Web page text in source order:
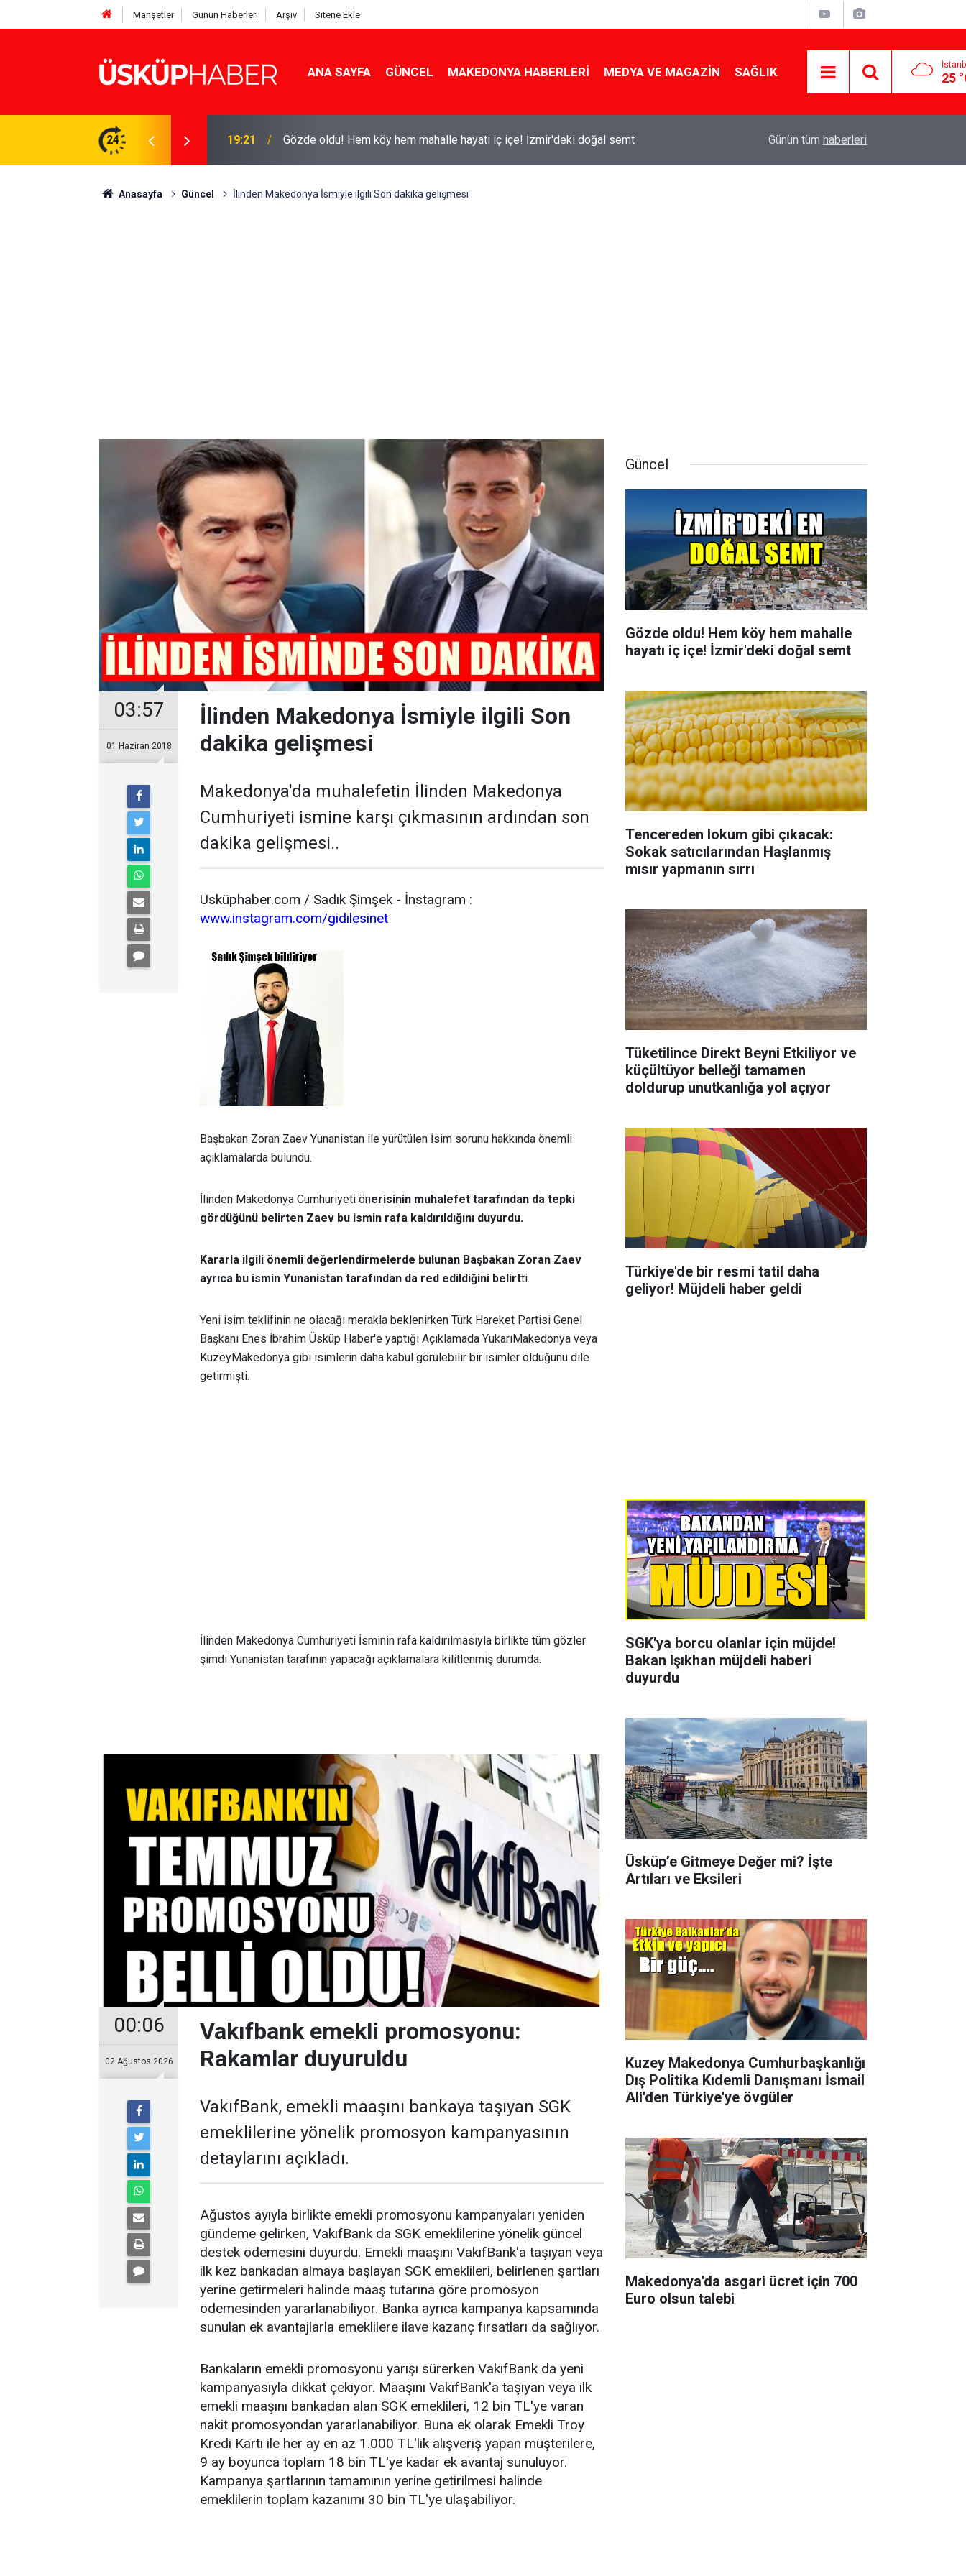
Manşetler Günün Haberleri Arşiv Sitene Ekle
ANA SAYFA GÜNCEL MAKEDONYA HABERLERI MEDYA VE MAGAZIN SAĞLIK 25
24 19:21 Gözde oldu! Hem köy hem mahalle hayatı iç içe! İzmir'deki doğal semt
yapmanın sırrı
Günün tüm haberleri
Anasayfa Güncel İlinden Makedonya İsmiyle ilgili Son dakika gelişmesi
03:57
01 Haziran 2018
İlinden Makedonya İsmiyle ilgili Son
dakika gelişmesi
Makedonya'da muhalefetin İlinden Makedonya
Cumhuriyeti ismine karşı çıkmasının ardından son
dakika gelişmesi..
Üsküphaber.com / Sadık Şimşek - İnstagram :
www.instagram.com/gidilesinet
Başbakan Zoran Zaev Yunanistan ile yürütülen İsim sorunu hakkında önemli
açıklamalarda bulundu.
İlinden Makedonya Cumhuriyeti önerisinin muhalefet tarafından da tepki
gördüğünü belirten Zaev bu ismin rafa kaldırıldığını duyurdu.
Kararla ilgili önemli değerlendirmelerde bulunan Başbakan Zoran Zaev
ayrıca bu ismin Yunanistan tarafından da red edildiğini belirtti.
Yeni isim teklifinin ne olacağı merakla beklenirken Türk Hareket Partisi Genel
Başkanı Enes İbrahim Üsküp Haber'e yaptığı Açıklamada YukarıMakedonya veya
KuzeyMakedonya gibi isimlerin daha kabul görülebilir bir isimler olduğunu dile
getirmişti.
İlinden Makedonya Cumhuriyeti İsminin rafa kaldırılmasıyla birlikte tüm gözler
şimdi Yunanistan tarafının yapacağı açıklamalara kilitlenmiş durumda.
00:06
02 Ağustos 2026
Vakıfbank emekli promosyonu:
Rakamlar duyuruldu
VakıfBank, emekli maaşını bankaya taşıyan SGK
emeklilerine yönelik promosyon kampanyasının
detaylarını açıkladı.
Ağustos ayıyla birlikte emekli promosyonu kampanyaları yeniden
gündeme gelirken, VakıfBank da SGK emeklilerine yönelik güncel
destek ödemesini duyurdu. Emekli maaşını VakıfBank'a taşıyan veya
ilk kez bankadan almaya başlayan SGK emeklileri, belirlenen şartları
yerine getirmeleri halinde maaş tutarına göre promosyon
ödemesinden yararlanabiliyor. Banka ayrıca kampanya kapsamında
sunulan ek avantajlarla emeklilere ilave kazanç fırsatları da sağlıyor.
Bankaların emekli promosyonu yarışı sürerken VakıfBank da yeni
kampanyasıyla dikkat çekiyor. Maaşını VakıfBank'a taşıyan veya ilk
emekli maaşını bankadan alan SGK emeklileri, 12 bin TL'ye varan
nakit promosyondan yararlanabiliyor. Buna ek olarak Emekli Troy
Kredi Kartı ile her ay en az 1.000 TL'lik alışveriş yapan müşterilere,
9 ay boyunca toplam 18 bin TL'ye kadar ek avantaj sunuluyor.
Kampanya şartlarının tamamının yerine getirilmesi halinde
emeklilerin toplam kazanımı 30 bin TL'ye ulaşabiliyor.
Güncel
Gözde oldu! Hem köy hem mahalle
hayatı iç içe! İzmir'deki doğal semt
Tencereden lokum gibi çıkacak:
Sokak satıcılarından Haşlanmış
mısır yapmanın sırrı
Tüketilince Direkt Beyni Etkiliyor ve
küçültüyor belleği tamamen
doldurup unutkanlığa yol açıyor
Türkiye'de bir resmi tatil daha
geliyor! Müjdeli haber geldi
SGK'ya borcu olanlar için müjde!
Bakan Işıkhan müjdeli haberi
duyurdu
Üsküp’e Gitmeye Değer mi? İşte
Artıları ve Eksileri
Kuzey Makedonya Cumhurbaşkanlığı
Dış Politika Kıdemli Danışmanı İsmail
Ali'den Türkiye'ye övgüler
Makedonya'da asgari ücret için 700
Euro olsun talebi